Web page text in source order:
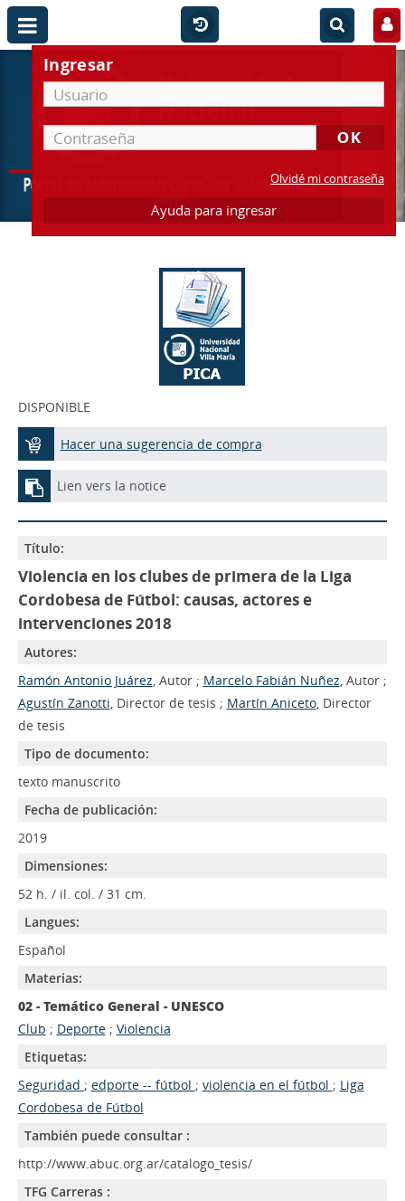
Ingresar
Olvidé mi contraseña
Ayuda para ingresar
DISPONIBLE
Hacer una sugerencia de compra
Lien vers la notice
Título:
Violencia en los clubes de primera de la Liga
Cordobesa de Fútbol: causas, actores e
intervenciones 2018
Autores:
Ramón Antonio Juárez, Autor ; Marcelo Fabián Nuñez, Autor ;
Agustín Zanotti, Director de tesis ; Martín Aniceto, Director
de tesis
Tipo de documento:
texto manuscrito
Fecha de publicación:
2019
Dimensiones:
52 h. / il. col. / 31 cm.
Langues:
Español
Materias:
02 - Temático General - UNESCO
Club ; Deporte; Violencia
Etiquetas:
Seguridad ; edporte -- fútbol ; violencia en el fútbol ; Liga
Cordobesa de Fútbol
También puede consultar :
http://www.abuc.org.ar/catalogo_tesis/
TFG Carreras :